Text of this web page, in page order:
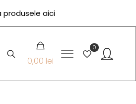
0,00 lei
0